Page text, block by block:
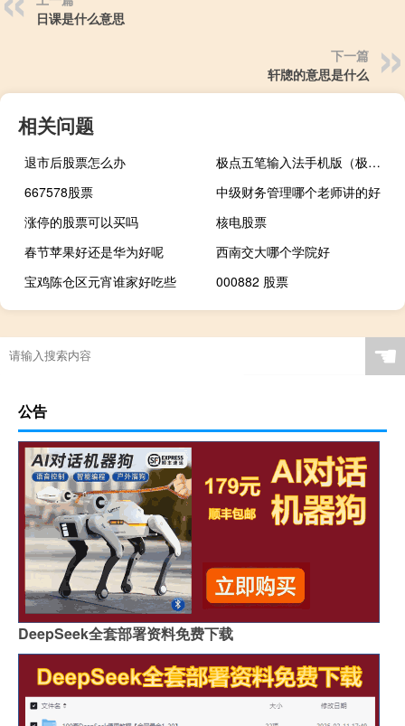
日课是什么意思
下一篇
轩牕的意思是什么
相关问题
退市后股票怎么办
极点五笔输入法手机版（极点五笔输入法）
667578股票
中级财务管理哪个老师讲的好
涨停的股票可以买吗
核电股票
春节苹果好还是华为好呢
西南交大哪个学院好
宝鸡陈仓区元宵谁家好吃些
000882 股票
☚
公告
DeepSeek全套部署资料免费下载